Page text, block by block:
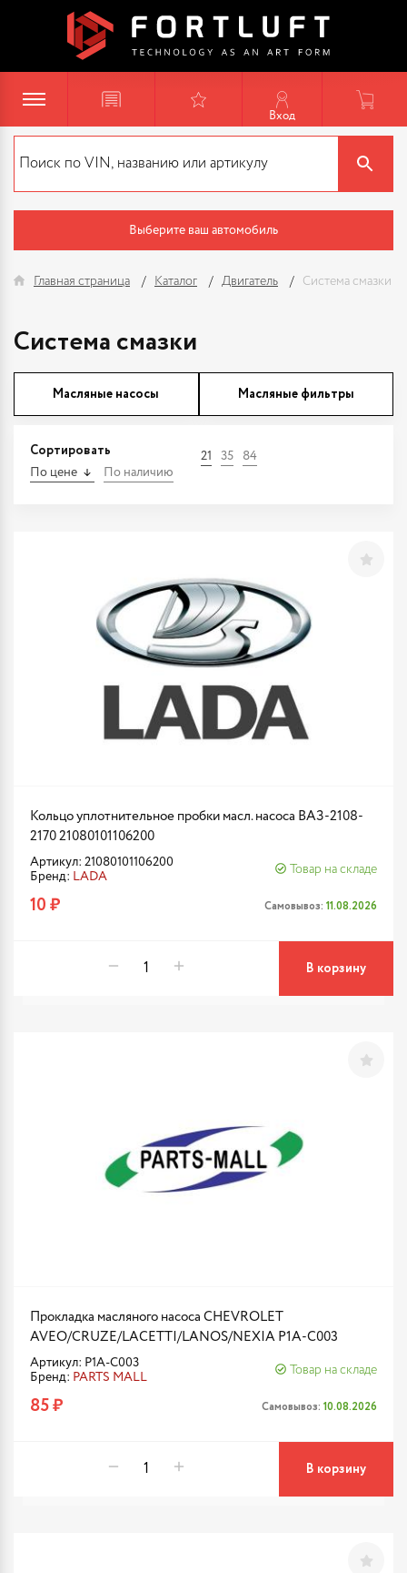
Вход
Выберите ваш автомобиль
Главная страница Каталог Двигатель Система смазки
Система смазки
Масляные насосы Масляные фильтры
Сортировать
По цене По наличию
21 35 84
Кольцо уплотнительное пробки масл. насоса ВАЗ-2108-
2170 21080101106200
Артикул: 21080101106200
Бренд: LADA
Товар на складе
10 ₽ Самовывоз: 11.08.2026
В корзину
Прокладка масляного насоса CHEVROLET
AVEO/CRUZE/LACETTI/LANOS/NEXIA P1A-C003
Артикул: P1A-C003
Бренд: PARTS MALL
Товар на складе
85 ₽ Самовывоз: 10.08.2026
В корзину